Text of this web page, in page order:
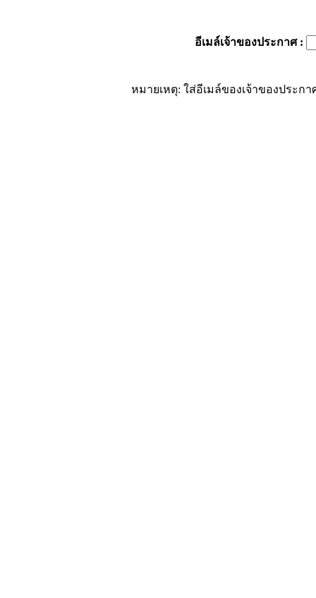
อีเมล์เจ้าของประกาศ:
หมายเหตุ: ใส่อีเมล์ของเจ้าของประก